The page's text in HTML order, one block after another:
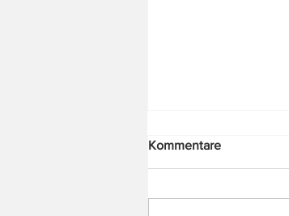
Kommentare